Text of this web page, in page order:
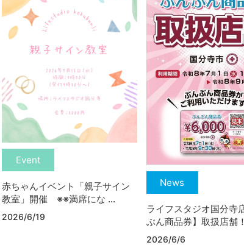
Event
赤ちゃんイベント「親子サイン
教室」開催 ※※満席にな ...
2026/6/19
News
ライフスタジオ国分寺
ぶん商品券】取扱店舗
2026/6/6